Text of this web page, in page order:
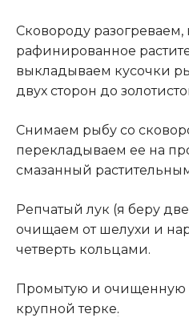
Сковороду разогреваем,
рафинированное
выкладываем кусочки
двух сторон до
Снимаем рыбу со
перекладываем ее на
смазанный
Репчатый лук (я беру
очищаем от шелухи и
четверть кольцами.
Промытую и очищенную
крупной терке.